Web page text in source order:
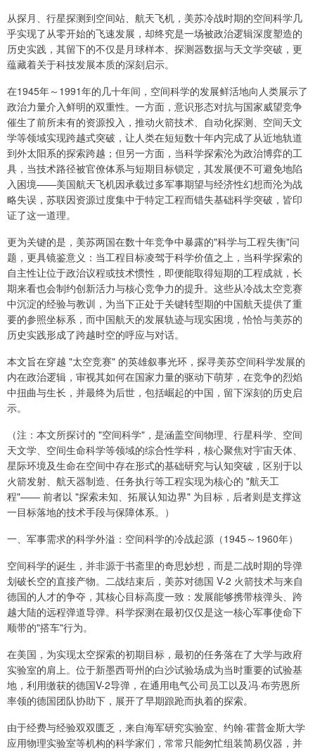
从探月、行星探测到空间站、航天飞机，美苏冷战时期的空间科学几
乎实现了从零开始的飞速发展，却终究是一场被政治逻辑深度塑造的
历史实践，其留下的不仅是月球样本、探测器数据与天文学突破，更
蕴藏着关于科技发展本质的深刻启示。
在1945年～1991年的几十年间，空间科学的发展鲜活地向人类展示了
政治力量介入鲜明的双重性。一方面，意识形态对抗与国家威望竞争
催生了前所未有的资源投入，推动火箭技术、自动化探测、空间天文
学等领域实现跨越式突破，让人类在短短数十年内完成了从近地轨道
到外太阳系的探索跨越；但另一方面，当科学探索沦为政治博弈的工
具，当技术路径被官僚体系与短期目标锁定，其发展便不可避免地陷
入困境——美国航天飞机因承载过多军事期望与经济性幻想而沦为战
略失误，苏联因资源过度集中于特定工程而错失基础科学突破，皆印
证了这一道理。
更为关键的是，美苏两国在数十年竞争中暴露的"科学与工程失衡"问
题，更具镜鉴意义：当工程目标凌驾于科学价值之上，当科学探索的
自主性让位于政治议程或技术惯性，即便能取得短期的工程成就，长
期来看也会制约创新活力与核心竞争力的提升。这些从冷战太空竞赛
中沉淀的经验与教训，为当下正处于关键转型期的中国航天提供了重
要的参照坐标系，而中国航天的发展轨迹与现实困境，恰恰与美苏的
历史实践形成了跨越时空的呼应与对话。
本文旨在穿越 "太空竞赛" 的英雄叙事光环，探寻美苏空间科学发展的
内在政治逻辑，审视其如何在国家力量的驱动下萌芽，在竞争的烈焰
中扭曲与生长，并最终为后世，包括崛起的中国，留下深刻的历史启
示。
（注：本文所探讨的 "空间科学"，是涵盖空间物理、行星科学、空间
天文学、空间生命科学等领域的综合性学科，核心聚焦对宇宙天体、
星际环境及生命在空间中存在形式的基础研究与认知突破，区别于以
火箭发射、航天器制造、任务执行等工程实现为核心的 "航天工
程"—— 前者以 "探索未知、拓展认知边界" 为目标，后者则是支撑这
一目标落地的技术手段与保障体系。）
一、军事需求的科学外溢：空间科学的冷战起源（1945～1960年）
空间科学的诞生，并非源于书斋里的奇思妙想，而是二战时期的导弹
划破长空的直接产物。二战结束后，美苏对德国 V-2 火箭技术与来自
德国的人才的争夺，其核心目标高度一致：发展能够携带核弹头、跨
越大陆的远程弹道导弹。科学探测在最初仅仅是这一核心军事使命下
顺带的"搭车"行为。
在美国，为实现太空探索的初期目标，最初的任务落在了大学与政府
实验室的肩上。位于新墨西哥州的白沙试验场成为当时重要的试验基
地，利用缴获的德国V-2导弹，在通用电气公司员工以及冯·布劳恩所
率领的德国团队协助下，展开了早期踉跄而执着的探索。
由于经费与经验双双匮乏，来自海军研究实验室、约翰·霍普金斯大学
应用物理实验室等机构的科学家们，常常只能匆忙组装简易仪器，并